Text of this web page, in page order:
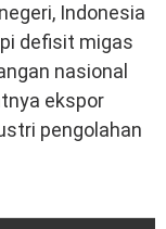
Indonesia
defisit migas
nasional
ekspor
pengolahan